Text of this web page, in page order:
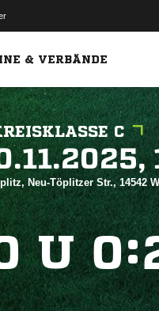
& VERBÄNDE
C

Neu-Töplitzer Str., 14542
U: